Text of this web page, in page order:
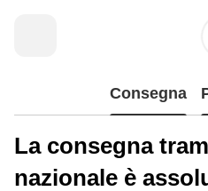
Consegna
La consegna
nazionale è